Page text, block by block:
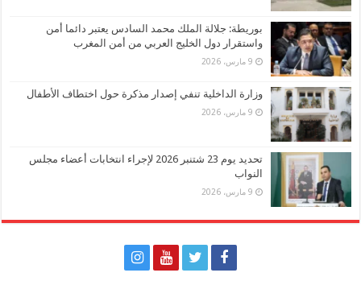
بوريطة: جلالة الملك محمد السادس يعتبر دائما أمن
واستقرار دول الخليج العربي من أمن المغرب
9 مارس، 2026
وزارة الداخلية تنفي إصدار مذكرة حول اختطاف الأطفال
9 مارس، 2026
تحديد يوم 23 شتنبر 2026 لإجراء انتخابات أعضاء مجلس
النواب
9 مارس، 2026